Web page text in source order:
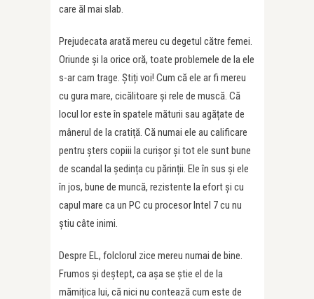
care ăl mai slab.
Prejudecata arată mereu cu degetul către femei.
Oriunde şi la orice oră, toate problemele de la ele
s-ar cam trage. Știți voi! Cum că ele ar fi mereu
cu gura mare, cicălitoare și rele de muscă. Că
locul lor este în spatele măturii sau agățate de
mânerul de la cratiță. Că numai ele au calificare
pentru șters copiii la curișor și tot ele sunt bune
de scandal la ședința cu părinții. Ele în sus și ele
în jos, bune de muncă, rezistente la efort și cu
capul mare ca un PC cu procesor Intel 7 cu nu
știu câte inimi.
Despre EL, folclorul zice mereu numai de bine.
Frumos și deștept, ca așa se știe el de la
mămițica lui, că nici nu contează cum este de